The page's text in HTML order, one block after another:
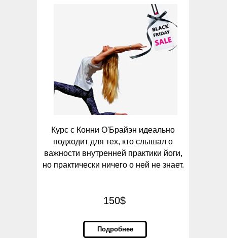
150$
Подробнее
Курс с Конни О'Брайэн идеально
подходит для тех, кто слышал о
важности внутренней практики йоги,
но практически ничего о ней не знает.